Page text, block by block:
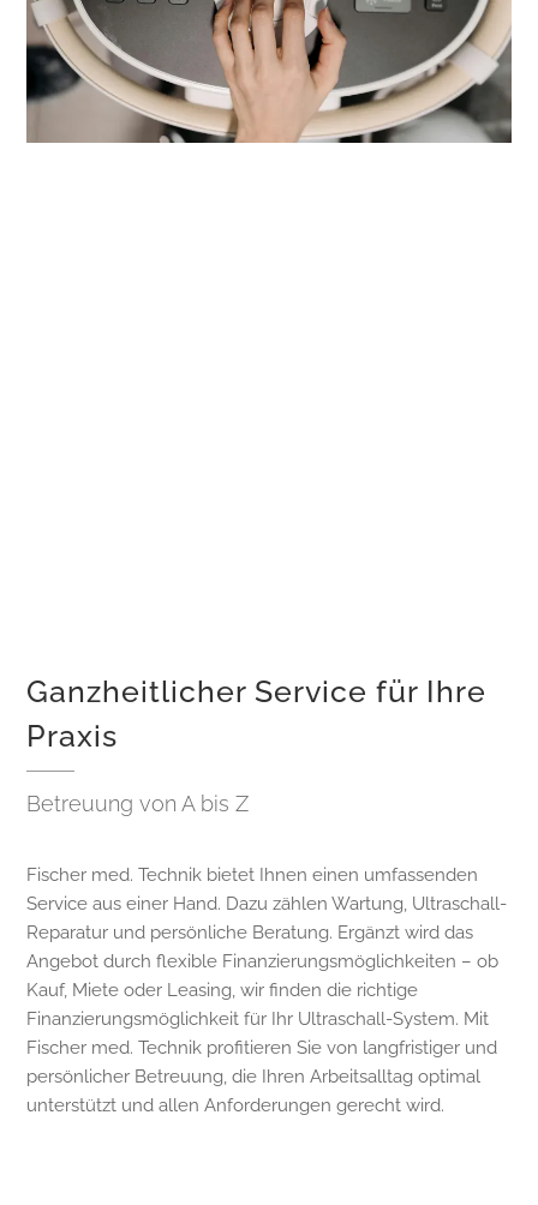
Ganzheitlicher Service für Ihre
Praxis
Betreuung von A bis Z
Fischer med. Technik bietet Ihnen einen umfassenden
Service aus einer Hand. Dazu zählen Wartung, Ultraschall-
Reparatur und persönliche Beratung. Ergänzt wird das
Angebot durch flexible Finanzierungsmöglichkeiten – ob
Kauf, Miete oder Leasing, wir finden die richtige
Finanzierungsmöglichkeit für Ihr Ultraschall-System. Mit
Fischer med. Technik profitieren Sie von langfristiger und
persönlicher Betreuung, die Ihren Arbeitsalltag optimal
unterstützt und allen Anforderungen gerecht wird.